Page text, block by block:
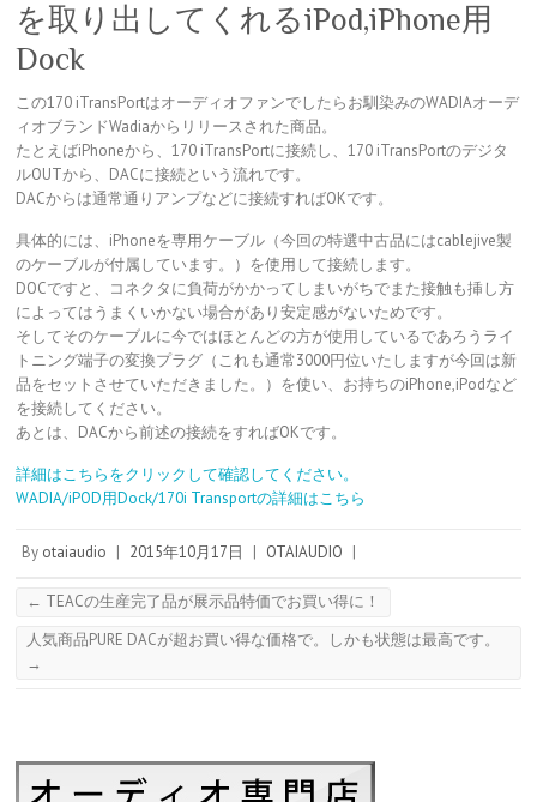
を取り出してくれるiPod,iPhone用
Dock
この170 iTransPortはオーディオファンでしたらお馴染みのWADIAオーデ
ィオブランドWadiaからリリースされた商品。
たとえばiPhoneから、170 iTransPortに接続し、170 iTransPortのデジタ
ルOUTから、DACに接続という流れです。
DACからは通常通りアンプなどに接続すればOKです。
具体的には、iPhoneを専用ケーブル（今回の特選中古品にはcablejive製
のケーブルが付属しています。）を使用して接続します。
DOCですと、コネクタに負荷がかかってしまいがちでまた接触も挿し方
によってはうまくいかない場合があり安定感がないためです。
そしてそのケーブルに今ではほとんどの方が使用しているであろうライ
トニング端子の変換プラグ（これも通常3000円位いたしますが今回は新
品をセットさせていただきました。）を使い、お持ちのiPhone,iPodなど
を接続してください。
あとは、DACから前述の接続をすればOKです。
詳細はこちらをクリックして確認してください。
WADIA/iPOD用Dock/170i Transportの詳細はこちら
By otaiaudio | 2015年10月17日 | OTAIAUDIO |
← TEACの生産完了品が展示品特価でお買い得に！
人気商品PURE DACが超お買い得な価格で。しかも状態は最高です。
→